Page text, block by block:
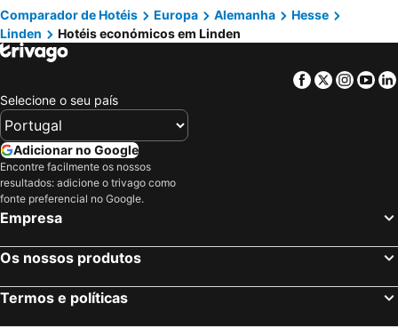
Hotel Bürgerhof Wetzlar
City Hotel Wetzlar
SN Hotel and Restaurant
Comparador de Hotéis Europa Alemanha
Hesse
Linden
Hotéis económicos em Linden
Facebook
Twitter
Selecione o seu país
Adicionar no Google
Encontre facilmente os nossos
resultados: adicione o trivago como
fonte preferencial no Google.
Empresa
Os nossos produtos
Termos e políticas